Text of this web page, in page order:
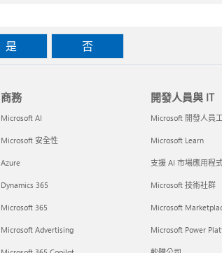
是 否
商務
Microsoft AI
Microsoft 安全性
Azure
Dynamics 365
Microsoft 365
Microsoft Advertising
開發人員與 IT
Microsoft 開發人員
Microsoft Learn
支援 AI 市場應用程
Microsoft 技術社群
Microsoft
Microsoft Power